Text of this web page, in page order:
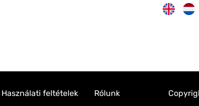
Használati feltételek Rólunk